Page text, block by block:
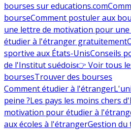
bourses sur educations.com
bourseComment postuler aux
une lettre de motivation pour
étudier à l'étranger gratuitement
sportive aux États-UnisConseils
de l'Institut suédois👉 Voir tous
boursesTrouver des bourses
Comment étudier à l'étranger
peine ?Les pays les moins chers
motivation pour étudier à
aux écoles à l'étrangerGestion du